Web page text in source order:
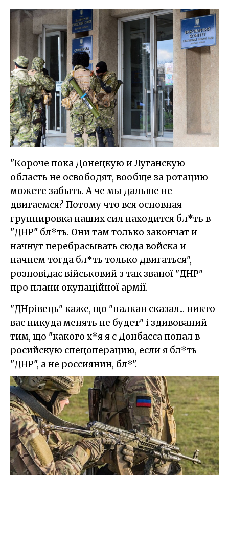
"Короче пока Донецкую и Луганскую
область не освободят, вообще за ротацию
можете забыть. А че мы дальше не
двигаемся? Потому что вся основная
группировка наших сил находится бл*ть в
"ДНР" бл*ть. Они там только закончат и
начнут перебрасывать сюда войска и
начнем тогда бл*ть только двигаться", –
розповідає військовий з так званої "ДНР"
про плани окупаційної армії.
"ДНрівець" каже, що "палкан сказал... никто
вас никуда менять не будет" і здивований
тим, що "какого х*я я с Донбасса попал в
росийскую спецоперацию, если я бл*ть
"ДНР", а не россиянин, бл*".